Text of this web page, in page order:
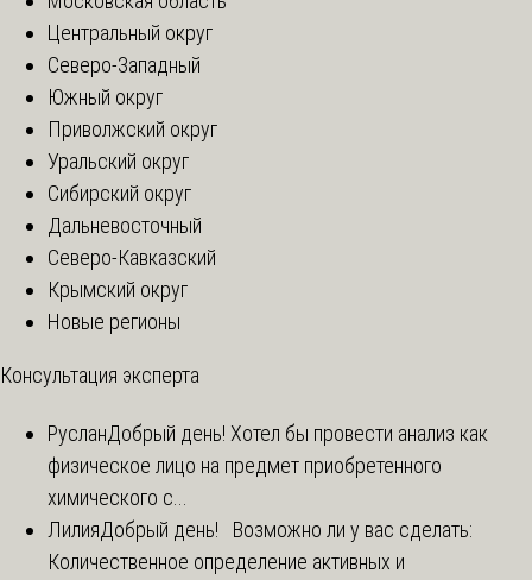
Центральный округ
Северо-Западный
Южный округ
Приволжский округ
Уральский округ
Сибирский округ
Дальневосточный
Северо-Кавказский
Крымский округ
Новые регионы
Консультация эксперта
РусланДобрый день! Хотел бы провести анализ как
физическое лицо на предмет приобретенного
химического с...
ЛилияДобрый день! Возможно ли у вас сделать:
Количественное определение активных и